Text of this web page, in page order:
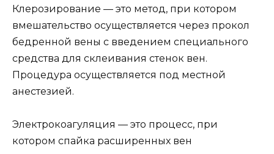
Клерозирование — это метод, при котором
вмешательство осуществляется через прокол
бедренной вены с введением специального
средства для склеивания стенок вен.
Процедура осуществляется под местной
анестезией.
Электрокоагуляция — это процесс, при
котором спайка расширенных вен